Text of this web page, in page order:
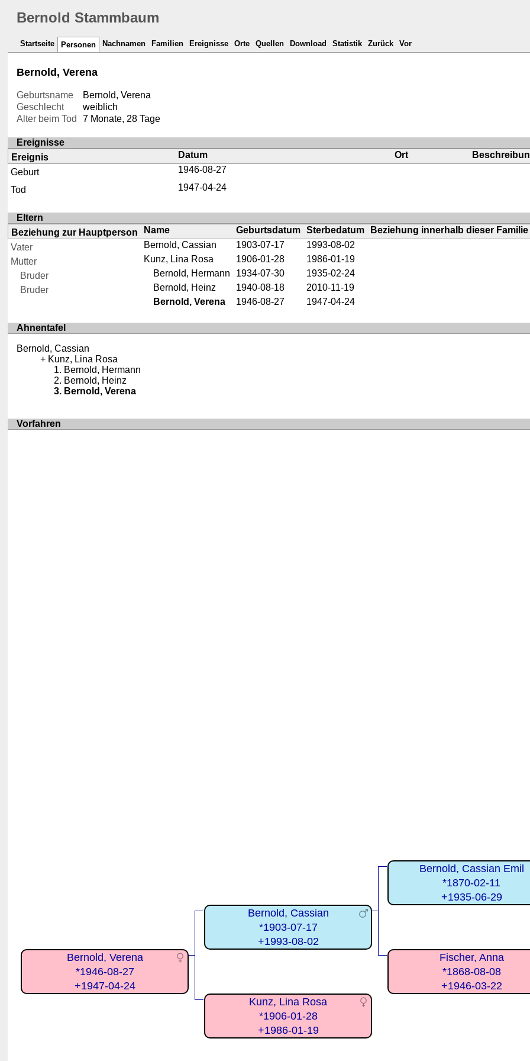
Bernold Stammbaum
Startseite Personen Nachnamen Familien Ereignisse Orte Quellen Download Statistik Zurück Vor
Bernold, Verena
Geburtsname
Bernold, Verena
Geschlecht
weiblich
Alter beim Tod
7 Monate, 28 Tage
Ereignisse
Ereignis
Datum Ort
Geburt
1946-08-27
Tod
1947-04-24
Eltern
Beziehung zur Hauptperson
Name Geburtsdatum Sterbedatum
Beziehung innerhalb dieser
Vater
Bernold, Cassian 1903-07-17
1993-08-02
Mutter
Kunz, Lina Rosa 1906-01-28
1986-01-19
Bruder
Bernold, Hermann 1934-07-30
1935-02-24
Bruder
Bernold, Heinz 1940-08-18
2010-11-19
Bernold, Verena
1946-08-27 1947-04-24
Ahnentafel
Bernold, Cassian
Kunz, Lina Rosa
Bernold, Hermann
Bernold, Heinz
Bernold, Verena
Vorfahren
Bernold, Verena
*1946-08-27
+1947-04-24
Bernold, Cassian
*1903-07-17
+1993-08-02
Bernold, Cassian Emil
*1870-02-11
+1935-06-29
Fischer, Anna
*1868-08-08
+1946-03-22
Kunz, Lina Rosa
*1906-01-28
+1986-01-19